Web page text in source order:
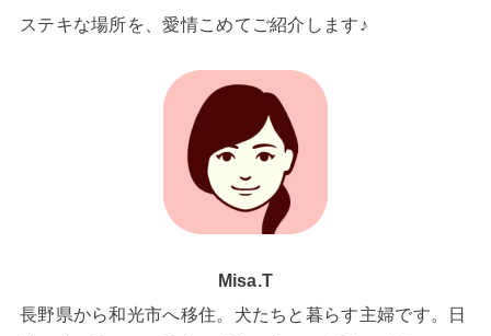
ステキな場所を、愛情こめてご紹介します♪
Misa.T
長野県から和光市へ移住。犬たちと暮らす主婦です。日